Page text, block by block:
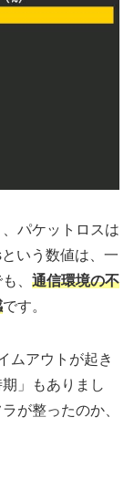
パケットロスは
いう数値は、一
、 通信環境の不
です。
ムアウトが起き
」もありまし
が整ったのか、